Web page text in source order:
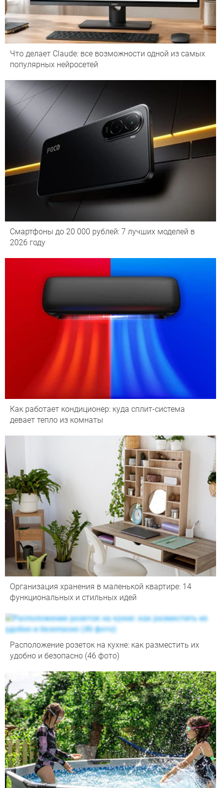
Что делает Сlaude: все возможности одной из самых
популярных нейросетей
Смартфоны до 20 000 рублей: 7 лучших моделей в
2026 году
Как работает кондиционер: куда сплит-система
девает тепло из комнаты
Организация хранения в маленькой квартире: 14
функциональных и стильных идей
Расположение розеток на кухне: как разместить их
удобно и безопасно (46 фото)